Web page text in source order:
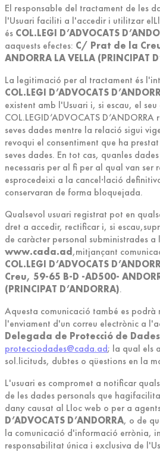
El responsable del tractament de les
l'Usuari faciliti a l'accedir i utilitzar
és COL.LEGI D’ADVOCATS
aaquests efectes: C/ Prat de la
ANDORRA LA VELLA (PRINCIPAT
La legitimació per al tractament és
COL.LEGI D’ADVOCATS
existent amb l'Usuari i, si escau, el
COL.LEGID’ADVOCATS
seves dades mentre la relació sigui
revoqui el consentiment que ha
seves dades. En tot cas, quanles
necessaris per al fi per al qual van ser
esprocedeixi a la cancel·lació
conservaran de forma bloquejada.
Qualsevol usuari registrat pot en
dret a accedir, rectificar i, si
de caràcter personal subministrades a
www.cada.ad ,mitjançant
COL.LEGI D’ADVOCATS
Creu, 59-65 B-D -AD500-
(PRINCIPAT D’ANDORRA).
Aquesta comunicació també es
l'enviament d'un correu electrònic a
Delegada de Protecció de
protecciodades@cada.ad; la qual els
sol.licituds, dubtes o qüestions en la
L'usuari es compromet a notificar
de les dades personals que
dany causat al Lloc web o per a
D’ADVOCATS D’ANDORRA, o de
la comunicació d'informació errònia,
responsabilitat única i exclusiva de